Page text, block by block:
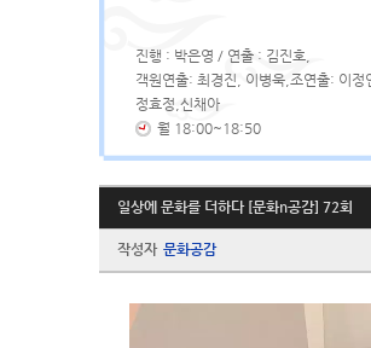
진행 : 박은영 / 연출 : 김진호,
객원연출: 최경진, 이병욱,조연출: 이정
정효정,신채아
월 18:00~18:50
일상에 문화를 더하다 [문화n공감] 72회
작성자 문화공감